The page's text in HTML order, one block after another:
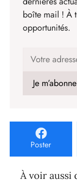
boîte mail ! À
opportunités.
Poster
À voir aussi